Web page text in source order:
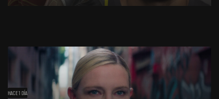
HACE 1 DÍA